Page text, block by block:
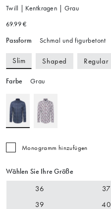
Twill | Kentkragen | Grau
69.99 €
Passform Schmal und figurbetont
Slim Shaped Regular
Farbe Grau
Monogramm hinzufügen
Wählen Sie Ihre Größe
36 37
39
40